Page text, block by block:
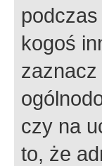
kogoś
czy na
to, że